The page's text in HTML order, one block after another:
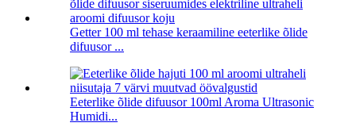
Getter 100 ml tehase keraamiline eeterlike õlide
difuusor ...
Eeterlike õlide difuusor 100ml Aroma Ultrasonic
Humidi...